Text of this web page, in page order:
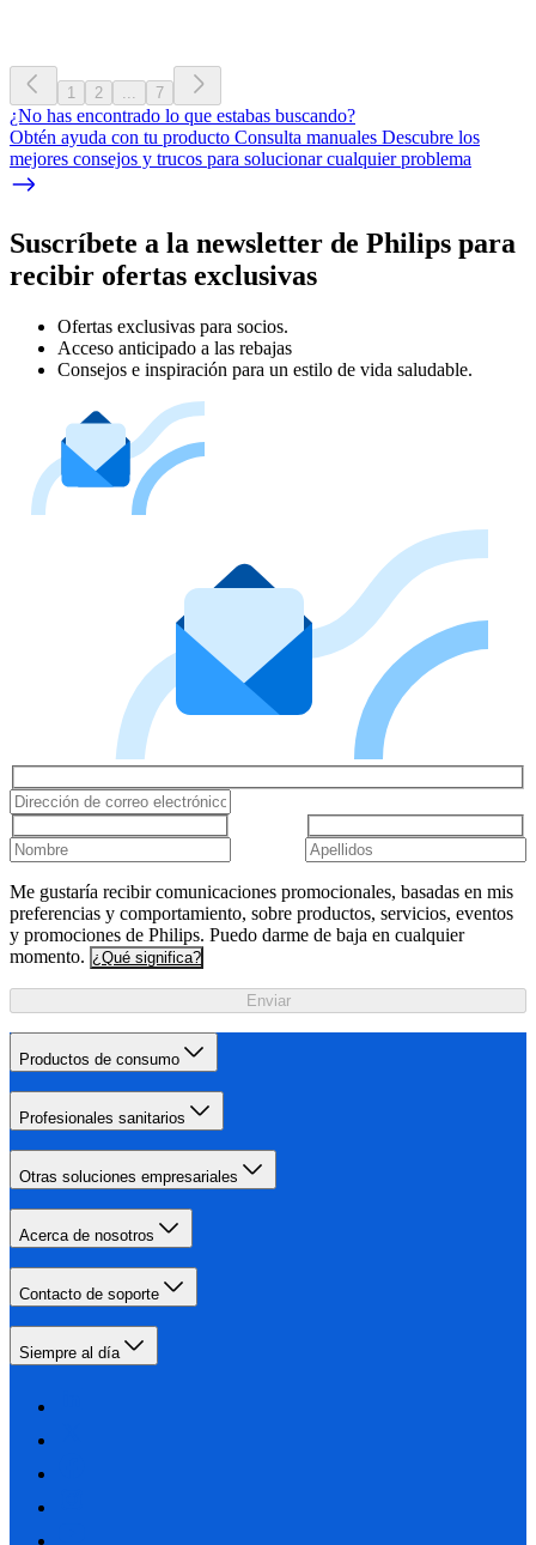
1 2 ... 7
¿No has encontrado lo que estabas buscando?
Obtén ayuda con tu producto Consulta manuales Descubre los
mejores consejos y trucos para solucionar cualquier problema
Suscríbete a la newsletter de Philips para
recibir ofertas exclusivas
Ofertas exclusivas para socios.
Acceso anticipado a las rebajas
Consejos e inspiración para un estilo de vida saludable.
Me gustaría recibir comunicaciones promocionales, basadas en mis
preferencias y comportamiento, sobre productos, servicios, eventos
y promociones de Philips. Puedo darme de baja en cualquier
momento. ¿Qué significa?
Enviar
Productos de consumo
Profesionales sanitarios
Otras soluciones empresariales
Acerca de nosotros
Contacto de soporte
Siempre al día